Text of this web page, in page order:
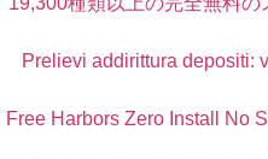
Prelievi addirittura depositi:
Free Harbors Zero Install No